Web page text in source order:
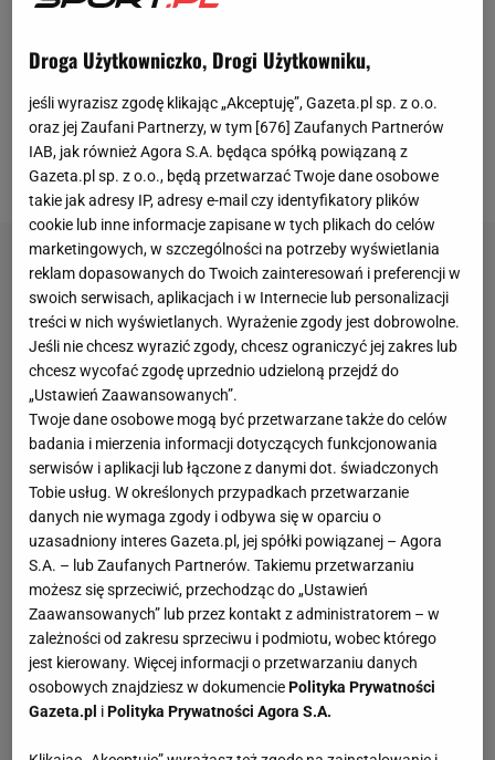
czas, aby poświęcić całą moją uwagę mojej rodzinie
pięknych dzieci Liamowi i Noelii. Dlatego
postanowiłem odejść z zawodowego futbolu" -
przekazał we wtorek Wojciech Szczęsny, ogłaszając
zakończenie kariery.
Droga Użytkowniczko, Drogi Użytkowniku,
jeśli wyrazisz zgodę klikając „Akceptuję”, Gazeta.pl sp. z o.o.
oraz jej Zaufani Partnerzy, w tym [676] Zaufanych Partnerów
IAB, jak również Agora S.A. będąca spółką powiązaną z
Gazeta.pl sp. z o.o., będą przetwarzać Twoje dane osobowe
takie jak adresy IP, adresy e-mail czy identyfikatory plików
cookie lub inne informacje zapisane w tych plikach do celów
marketingowych, w szczególności na potrzeby wyświetlania
reklam dopasowanych do Twoich zainteresowań i preferencji w
swoich serwisach, aplikacjach i w Internecie lub personalizacji
treści w nich wyświetlanych. Wyrażenie zgody jest dobrowolne.
Jeśli nie chcesz wyrazić zgody, chcesz ograniczyć jej zakres lub
chcesz wycofać zgodę uprzednio udzieloną przejdź do
„Ustawień Zaawansowanych”.
Twoje dane osobowe mogą być przetwarzane także do celów
badania i mierzenia informacji dotyczących funkcjonowania
serwisów i aplikacji lub łączone z danymi dot. świadczonych
Tobie usług. W określonych przypadkach przetwarzanie
danych nie wymaga zgody i odbywa się w oparciu o
uzasadniony interes Gazeta.pl, jej spółki powiązanej – Agora
S.A. – lub Zaufanych Partnerów. Takiemu przetwarzaniu
możesz się sprzeciwić, przechodząc do „Ustawień
Zaawansowanych” lub przez kontakt z administratorem – w
zależności od zakresu sprzeciwu i podmiotu, wobec którego
jest kierowany. Więcej informacji o przetwarzaniu danych
osobowych znajdziesz w dokumenciePolityka Prywatności
Gazeta.pl iPolityka Prywatności Agora S.A.